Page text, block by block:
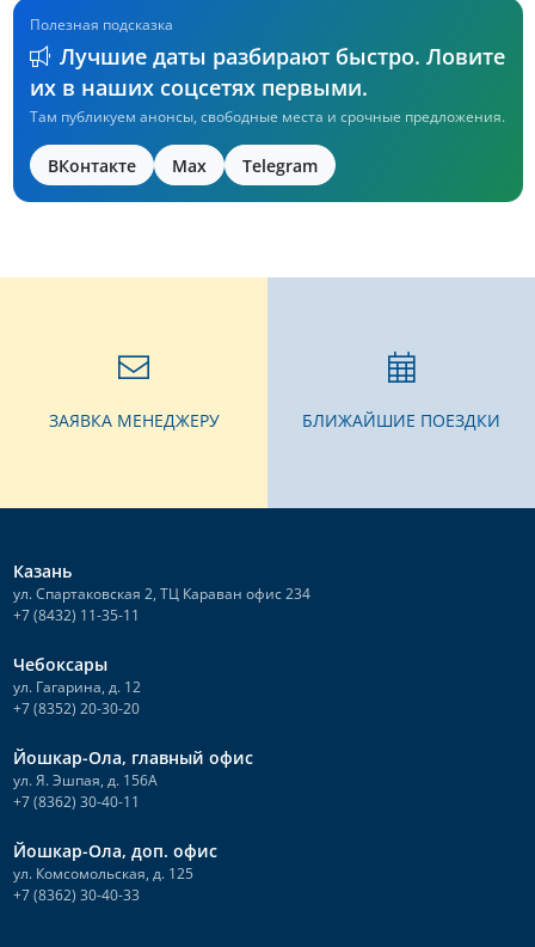
Полезная подсказка
Лучшие даты разбирают быстро. Ловите
их в наших соцсетях первыми.
Там публикуем анонсы, свободные места и срочные предложения.
ВКонтакте Max Telegram
ЗАЯВКА МЕНЕДЖЕРУ БЛИЖАЙШИЕ ПОЕЗДКИ
Казань
ул. Спартаковская 2, ТЦ Караван офис 234
+7 (8432) 11-35-11
Чебоксары
ул. Гагарина, д. 12
+7 (8352) 20-30-20
Йошкар-Ола, главный офис
ул. Я. Эшпая, д. 156А
+7 (8362) 30-40-11
Йошкар-Ола, доп. офис
ул. Комсомольская, д. 125
+7 (8362) 30-40-33